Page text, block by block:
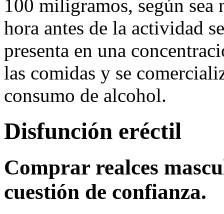
100 miligramos, según sea
hora antes de la actividad
presenta en una
las comidas y se
consumo de alcohol.
Disfunción eréctil
Comprar realces
cuestión de confianza.